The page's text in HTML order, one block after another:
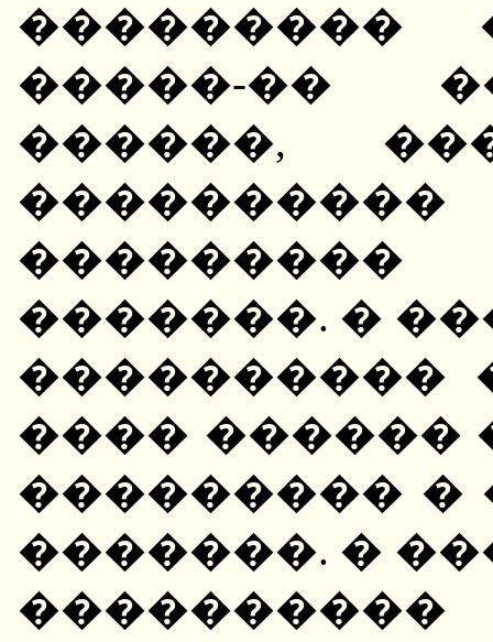
�����-��
������,
�������. �
����������
���� ������
��������� �
�������. �